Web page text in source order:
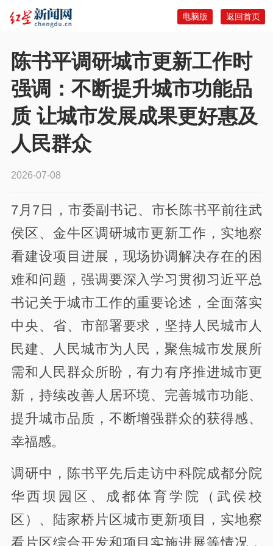
返回首页
电脑版
陈书平调研城市更新工作时
强调：不断提升城市功能品
质 让城市发展成果更好惠及
人民群众
2026-07-08
7月7日，市委副书记、市长陈书平前往武
侯区、金牛区调研城市更新工作，实地察
看建设项目进展，现场协调解决存在的困
难和问题，强调要深入学习贯彻习近平总
书记关于城市工作的重要论述，全面落实
中央、省、市部署要求，坚持人民城市人
民建、人民城市为人民，聚焦城市发展所
需和人民群众所盼，有力有序推进城市更
新，持续改善人居环境、完善城市功能、
提升城市品质，不断增强群众的获得感、
幸福感。
调研中，陈书平先后走访中科院成都分院
华西坝园区、成都体育学院（武侯校
区）、陆家桥片区城市更新项目，实地察